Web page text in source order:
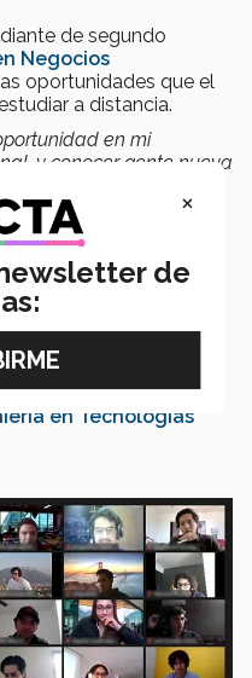
de segundo
Negocios
oportunidades que el
a distancia.
en mi
y conocer gente nueva
comunicación”
sus pasillos y jardines
de los estudiantes, por
de la reapertura de
casa para seguir
esperando que
Hiram Chávez, alumno
en Tecnologías
×
de